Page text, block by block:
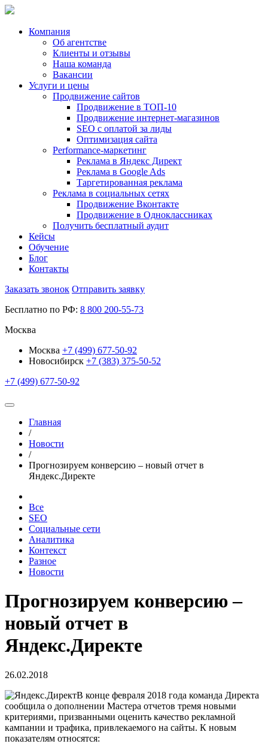
Компания
Об агентстве
Клиенты и отзывы
Наша команда
Вакансии
Услуги и цены
Продвижение сайтов
Продвижение в ТОП-10
Продвижение интернет-магазинов
SEO с оплатой за лиды
Оптимизация сайта
Performance-маркетинг
Реклама в Яндекс Директ
Реклама в Google Ads
Таргетированная реклама
Реклама в социальных сетях
Продвижение Вконтакте
Продвижение в Одноклассниках
Получить бесплатный аудит
Кейсы
Обучение
Блог
Контакты
Заказать звонок Отправить заявку
Бесплатно по РФ: 8 800 200-55-73
Москва
Москва +7 (499) 677-50-92
Новосибирск +7 (383) 375-50-52
+7 (499) 677-50-92
Главная
/
Новости
/
Прогнозируем конверсию – новый отчет в
Яндекс.Директе
Все
SEO
Социальные сети
Аналитика
Контекст
Разное
Новости
Прогнозируем конверсию –
новый отчет в
Яндекс.Директе
26.02.2018
В конце февраля 2018 года команда Директа
сообщила о дополнении Мастера отчетов тремя новыми
критериями, призванными оценить качество рекламной
кампании и трафика, привлекаемого на сайты. К новым
показателям относятся: